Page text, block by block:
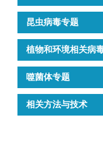
昆虫病毒专题
植物和环境相关病
噬菌体专题
相关方法与技术